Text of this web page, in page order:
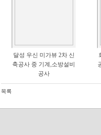
달성 우신 미가뷰 2차 신
축공사 중 기계,소방설비
공사
목록